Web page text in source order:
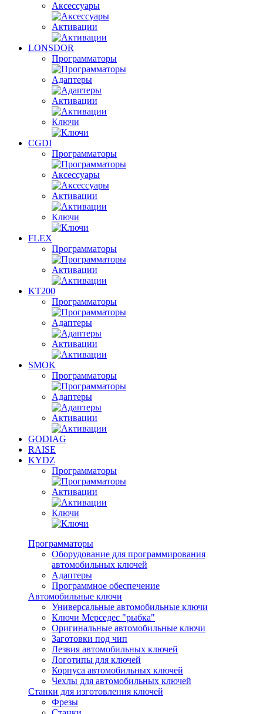
Аксессуары
Активации
LONSDOR
Программаторы
Адаптеры
Активации
Ключи
CGDI
Программаторы
Аксессуары
Активации
Ключи
FLEX
Программаторы
Активации
KT200
Программаторы
Адаптеры
Активации
SMOK
Программаторы
Адаптеры
Активации
GODIAG
RAISE
KYDZ
Программаторы
Активации
Ключи
Программаторы
Оборудование для программирования
автомобильных ключей
Адаптеры
Программное обеспечение
Автомобильные ключи
Универсальные автомобильные ключи
Ключи Мерседес "рыбка"
Оригинальные автомобильные ключи
Заготовки под чип
Лезвия автомобильных ключей
Логотипы для ключей
Корпуса автомобильных ключей
Чехлы для автомобильных ключей
Станки для изготовления ключей
Фрезы